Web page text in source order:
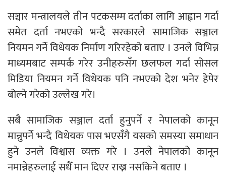
सञ्चार मन्त्रालयले तीन पटकसम्म दर्ताका लागि आह्वान गर्दा
समेत दर्ता नभएको भन्दै सरकारले सामाजिक सञ्जाल
नियमन गर्ने विधेयक निर्माण गरिरहेको बताए । उनले विभिन्न
माध्यमबाट सम्पर्क गरेर उनीहरुसँग छलफल गर्दा सोसल
मिडिया नियमन गर्ने विधेयक पनि नभएको देश भनेर हेपेर
बोल्ने गरेको उल्लेख गरे।
सबै सामाजिक सञ्जाल दर्ता हुनुपर्ने र नेपालको कानून
मान्नुपर्ने भन्दै विधेयक पास भएसँगै यसको समस्या समाधान
हुने उनले विश्वास व्यक्त गरे । उनले नेपालको कानून
नमान्नेहरुलाई सधैँ मान दिएर राख्न नसकिने बताए ।